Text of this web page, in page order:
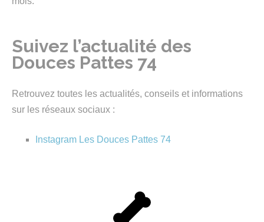
Suivez l’actualité des
Douces Pattes 74
Retrouvez toutes les actualités, conseils et informations
sur les réseaux sociaux :
Instagram Les Douces Pattes 74